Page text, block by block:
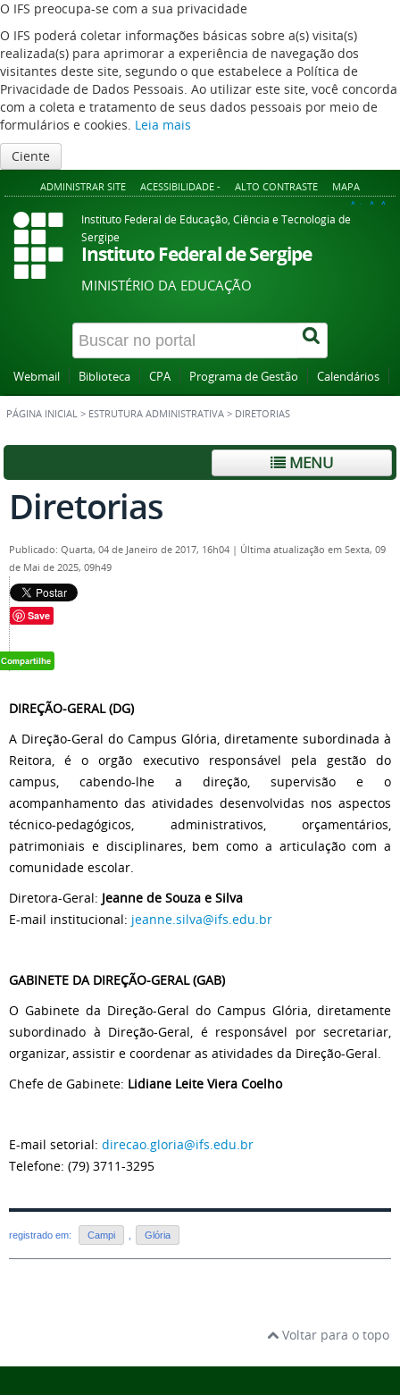
O IFS preocupa-se com a sua privacidade
O IFS poderá coletar informações básicas sobre a(s) visita(s)
realizada(s) para aprimorar a experiência de navegação dos
visitantes deste site, segundo o que estabelece a Política de
Privacidade de Dados Pessoais. Ao utilizar este site, você concorda
com a coleta e tratamento de seus dados pessoais por meio de
formulários e cookies. Leia mais
Ciente
ADMINISTRAR SITE ACESSIBILIDADE - ALTO CONTRASTE MAPA
A+ A A-
Instituto Federal de Educação, Ciência e Tecnologia de
Sergipe
Instituto Federal de Sergipe
MINISTÉRIO DA EDUCAÇÃO
Webmail Biblioteca CPA Programa de Gestão Calendários
PÁGINA INICIAL > ESTRUTURA ADMINISTRATIVA > DIRETORIAS
MENU
Diretorias
Publicado: Quarta, 04 de Janeiro de 2017, 16h04 | Última atualização em Sexta, 09
de Mai de 2025, 09h49
Save
DIREÇÃO-GERAL (DG)
A Direção-Geral do Campus Glória, diretamente subordinada à
Reitora, é o orgão executivo responsável pela gestão do
campus, cabendo-lhe a direção, supervisão e o
acompanhamento das atividades desenvolvidas nos aspectos
técnico-pedagógicos, administrativos, orçamentários,
patrimoniais e disciplinares, bem como a articulação com a
comunidade escolar.
Diretora-Geral: Jeanne de Souza e Silva
E-mail institucional: jeanne.silva@ifs.edu.br
GABINETE DA DIREÇÃO-GERAL (GAB)
O Gabinete da Direção-Geral do Campus Glória, diretamente
subordinado à Direção-Geral, é responsável por secretariar,
organizar, assistir e coordenar as atividades da Direção-Geral.
Chefe de Gabinete: Lidiane Leite Viera Coelho
E-mail setorial: direcao.gloria@ifs.edu.br
Telefone: (79) 3711-3295
registrado em: Campi Glória
Voltar para o topo